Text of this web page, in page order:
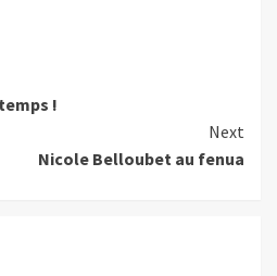
!
Next
Nicole Belloubet au fenua